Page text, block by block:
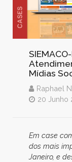
Mídias
Raphael
20 Junho
Em case
dos mais
Janeiro, e